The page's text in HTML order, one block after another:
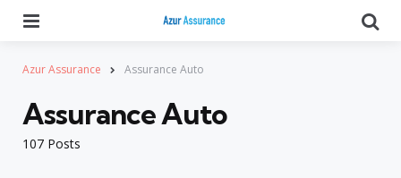
Azur Assurance Assurance Auto
107 Posts
Assurance Auto